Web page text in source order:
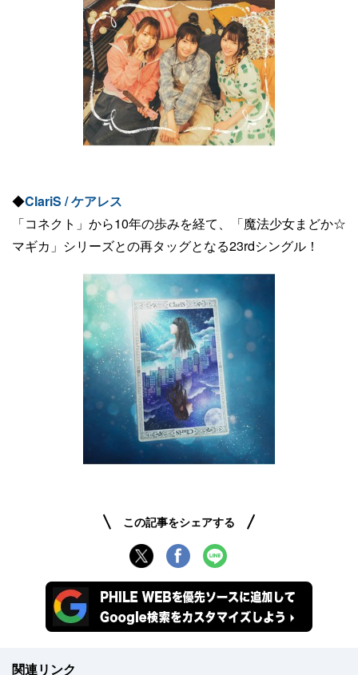
◆ClariS / ケアレス
「コネクト」から10年の歩みを経て、「魔法少女まどか☆
マギカ」シリーズとの再タッグとなる23rdシングル！
この記事をシェアする
関連リンク